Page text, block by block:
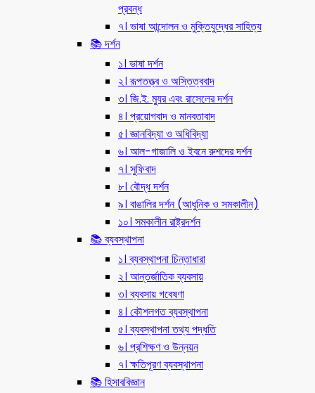
প্রবন্ধ
৭। ভাষা আন্দোলন ও মুক্তিযুদ্ধের সাহিত্য
📚 দর্শন
১। ভাষা দর্শন
২। রূপতত্ত্ব ও অস্তিত্ববাদ
৩। জি.ই. ম্যুর এবং রাসেলের দর্শন
৪। প্রয়োগবাদ ও মানবতাবাদ
৫। জ্ঞানবিদ্যা ও অধিবিদ্যা
৬। আল-গাজালি ও ইবনে রুশদের দর্শন
৭। সুফিবাদ
৮। বৌদ্ধ দর্শন
৯। বাঙালির দর্শন (আধুনিক ও সমকালীন)
১০। সমকালীন রাষ্ট্রদর্শন
📚 ব্যবস্থাপনা
১। ব্যবস্থাপনা চিন্তাধারা
২। আন্তর্জাতিক ব্যবসায়
৩। ব্যবসায় গবেষণা
৪। কৌশলগত ব্যবস্থাপনা
৫। ব্যবস্থাপনা তথ্য পদ্ধতি
৬। প্রশিক্ষণ ও উন্নয়ন
৭। ক্ষতিপূরণ ব্যবস্থাপনা
📚 হিসাববিজ্ঞান